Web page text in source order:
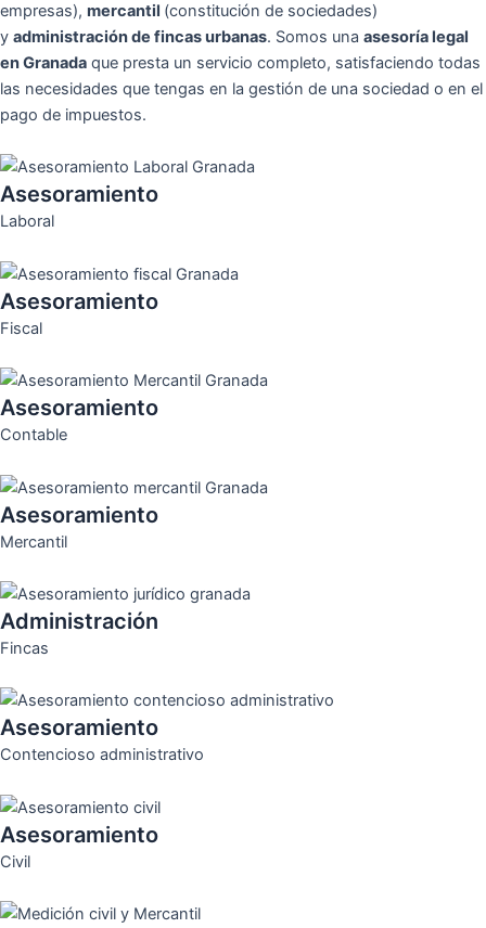
empresas), mercantil (constitución de sociedades)
y administración de fincas urbanas. Somos una asesoría legal
en Granada que presta un servicio completo, satisfaciendo todas
las necesidades que tengas en la gestión de una sociedad o en el
pago de impuestos.
Asesoramiento
Laboral
Asesoramiento
Fiscal
Asesoramiento
Contable
Asesoramiento
Mercantil
Administración
Fincas
Asesoramiento
Contencioso administrativo
Asesoramiento
Civil